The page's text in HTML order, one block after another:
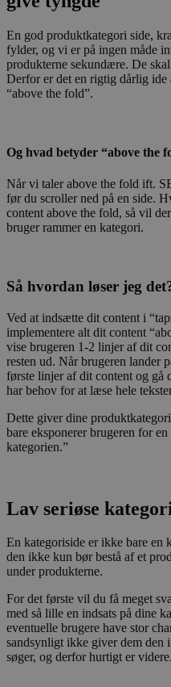
En god produktkategori side,
fylder, og vi er på ingen måde
produkterne sekundære. De
Derfor er det en rigtig dårlig ide
“above the fold”.
Og hvad betyder “above the
Når vi taler above the fold ift.
før du scroller ned på en side.
content above the fold, så vil
bruger rammer en kategori.
Så hvordan løser jeg
Ved at indsætte dit content i
implementere alt dit content
vise brugeren 1-2 linjer af dit
resten ud. Når brugeren lander
første linjer af dit content og gå
har behov for at læse hele
Dette giver dine
bare eksponerer brugeren for
kategorien.”
Lav seriøse
En kategoriside er ikke bare en
den ikke kun bør bestå af et
under produkterne.
For det første vil du få meget
med så lille en indsats på dine
eventuelle brugere have stor
sandsynligt ikke giver dem den
søger, og derfor hurtigt er videre.